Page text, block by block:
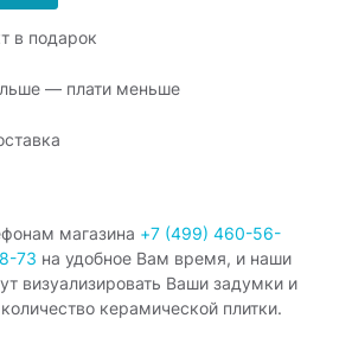
в подарок
— плати меньше
магазина +7 (499) 460-56-
73 на удобное Вам время, и наши
визуализировать Ваши задумки и
керамической плитки.